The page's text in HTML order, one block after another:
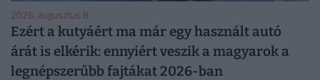
2026. augusztus 8.
Ezért a kutyáért ma már egy használt autó
árát is elkérik: ennyiért veszik a magyarok a
legnépszerűbb fajtákat 2026-ban